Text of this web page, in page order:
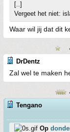
[..]
Vergeet het niet:
Waar wil jij dat dit
DrDentz
Zal wel te maken
Tengano
Op